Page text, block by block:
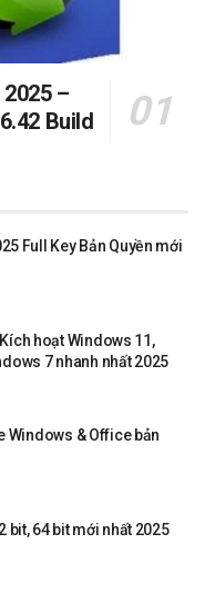
–
Build
Full Key Bản Quyền mới
hoạt Windows 11,
7 nhanh nhất 2025
Windows & Office bản
64 bit mới nhất 2025